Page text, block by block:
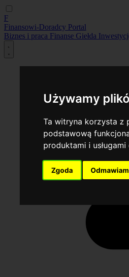
Używamy
Ta witryna korzysta z
podstawową
produktami i
Zgoda Odmawiam
F
Finansowi-Doradcy Portal
Biznes i praca Finanse Giełda